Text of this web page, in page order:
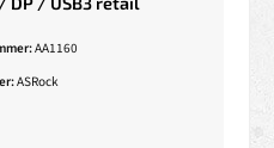
AA1160
ASRock